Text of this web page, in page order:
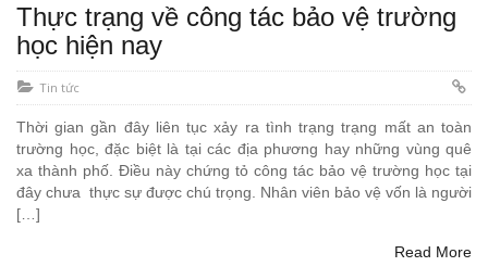
Thực trạng về công tác bảo vệ trường
học hiện nay
Tin tức
Thời gian gần đây liên tục xảy ra tình trạng trạng mất an toàn
trường học, đặc biệt là tại các địa phương hay những vùng quê
xa thành phố. Điều này chứng tỏ công tác bảo vệ trường học tại
đây chưa thực sự được chú trọng. Nhân viên bảo vệ vốn là người
[…]
Read More